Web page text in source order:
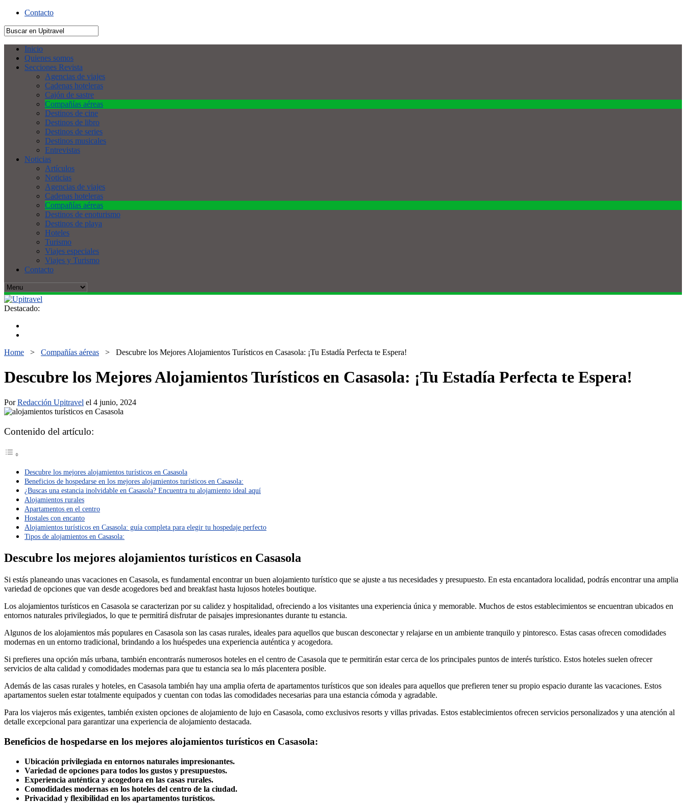
Contacto
Inicio
Quienes somos
Secciones Revista
Agencias de viajes
Cadenas hoteleras
Cajón de sastre
Compañías aéreas
Destinos de cine
Destinos de libro
Destinos de series
Destinos musicales
Entrevistas
Noticias
Artículos
Noticias
Agencias de viajes
Cadenas hoteleras
Compañías aéreas
Destinos de enoturismo
Destinos de playa
Hoteles
Turismo
Viajes especiales
Viajes y Turismo
Contacto
Destacado:
Home > Compañías aéreas > Descubre los Mejores Alojamientos Turísticos en Casasola: ¡Tu Estadía Perfecta te Espera!
Descubre los Mejores Alojamientos Turísticos en Casasola: ¡Tu Estadía Perfecta te Espera!
PorRedacción Upitravel el 4 junio, 2024
Contenido del artículo:
Descubre los mejores alojamientos turísticos en Casasola
Beneficios de hospedarse en los mejores alojamientos turísticos en Casasola:
¿Buscas una estancia inolvidable en Casasola? Encuentra tu alojamiento ideal aquí
Alojamientos rurales
Apartamentos en el centro
Hostales con encanto
Alojamientos turísticos en Casasola: guía completa para elegir tu hospedaje perfecto
Tipos de alojamientos en Casasola:
Descubre los mejores alojamientos turísticos en Casasola
Si estás planeando unas vacaciones en Casasola, es fundamental encontrar un buen alojamiento turístico que se ajuste a tus necesidades y presupuesto. En esta encantadora localidad, podrás encontrar una amplia
variedad de opciones que van desde acogedores bed and breakfast hasta lujosos hoteles boutique.
Los alojamientos turísticos en Casasola se caracterizan por su calidez y hospitalidad, ofreciendo a los visitantes una experiencia única y memorable. Muchos de estos establecimientos se encuentran ubicados en
entornos naturales privilegiados, lo que te permitirá disfrutar de paisajes impresionantes durante tu estancia.
Algunos de los alojamientos más populares en Casasola son las casas rurales, ideales para aquellos que buscan desconectar y relajarse en un ambiente tranquilo y pintoresco. Estas casas ofrecen comodidades
modernas en un entorno tradicional, brindando a los huéspedes una experiencia auténtica y acogedora.
Si prefieres una opción más urbana, también encontrarás numerosos hoteles en el centro de Casasola que te permitirán estar cerca de los principales puntos de interés turístico. Estos hoteles suelen ofrecer
servicios de alta calidad y comodidades modernas para que tu estancia sea lo más placentera posible.
Además de las casas rurales y hoteles, en Casasola también hay una amplia oferta de apartamentos turísticos que son ideales para aquellos que prefieren tener su propio espacio durante las vacaciones. Estos
apartamentos suelen estar totalmente equipados y cuentan con todas las comodidades necesarias para una estancia cómoda y agradable.
Para los viajeros más exigentes, también existen opciones de alojamiento de lujo en Casasola, como exclusivos resorts y villas privadas. Estos establecimientos ofrecen servicios personalizados y una atención al
detalle excepcional para garantizar una experiencia de alojamiento destacada.
Beneficios de hospedarse en los mejores alojamientos turísticos en Casasola:
Ubicación privilegiada en entornos naturales impresionantes.
Variedad de opciones para todos los gustos y presupuestos.
Experiencia auténtica y acogedora en las casas rurales.
Comodidades modernas en los hoteles del centro de la ciudad.
Privacidad y flexibilidad en los apartamentos turísticos.